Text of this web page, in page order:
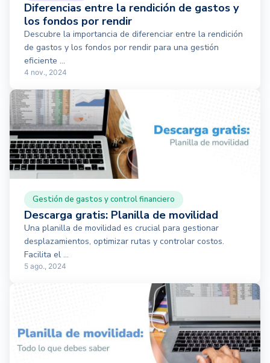
Diferencias entre la rendición de gastos y
los fondos por rendir
Descubre la importancia de diferenciar entre la rendición
de gastos y los fondos por rendir para una gestión
eficiente ...
4 nov., 2024
Gestión de gastos y control financiero
Descarga gratis: Planilla de movilidad
Una planilla de movilidad es crucial para gestionar
desplazamientos, optimizar rutas y controlar costos.
Facilita el ...
5 ago., 2024